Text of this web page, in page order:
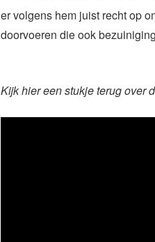
er volgens hem juist recht op
doorvoeren die ook
Kijk hier een stukje terug over